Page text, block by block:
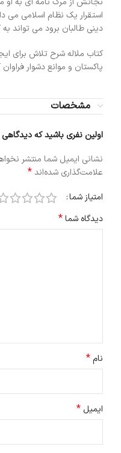
استقرار یک نظام اسلامی می
دینی طالبان برود می تواند
کتاب ملاله شرح تلاش برای
پاکستان و موانع دشوار
مشخصات
اولین نفری باشید که دیدگاهی
نشانی ایمیل شما منتشر
علامت‌گذاری شده‌اند*
امتیاز شما
دیدگاه شما*
نام*
ایمیل*